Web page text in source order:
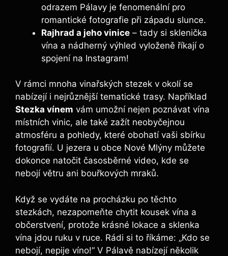
odrazem Pálavy je fenomenální pro
romantické fotografie při západu slunce.
Rajhrad a jeho vinice – tady si sklenička
vína a nádherný výhled vyloženě říkají o
spojení na Instagram!
V rámci mnoha vinařských stezek v okolí se
nabízejí i nejrůznější tematické trasy. Například
Stezka vínem vám umožní nejen poznávat vína
místních vinic, ale také zažít neobyčejnou
atmosféru a pohledy, které obohatí vaši sbírku
fotografií. U jezera u obce Nové Mlýny můžete
dokonce natočit časosběrné video, kde se
nebojí větru ani bouřkových mraků.
Když se vydáte na procházku po těchto
stezkách, nezapomeňte chytit kousek vína a
občerstvení, protože krásné lokace a sklenka
vína jdou ruku v ruce. Rádi si to říkáme: „Kdo se
nebojí, nepije víno!“ V Pálavě nabízejí několik